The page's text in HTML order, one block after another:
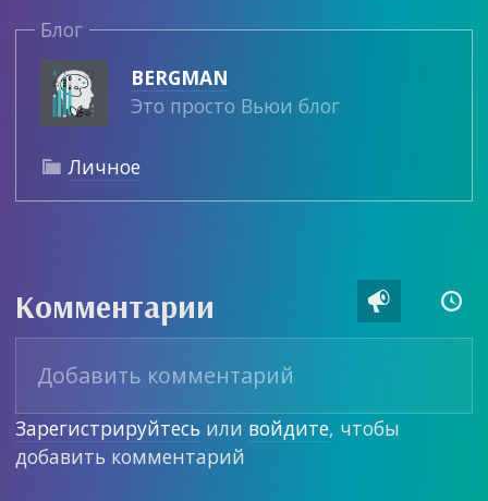
Блог
BERGMAN
Это просто Вьюи блог
 Личное
Комментарии  
Зарегистрируйтесь или войдите, чтобы
добавить комментарий